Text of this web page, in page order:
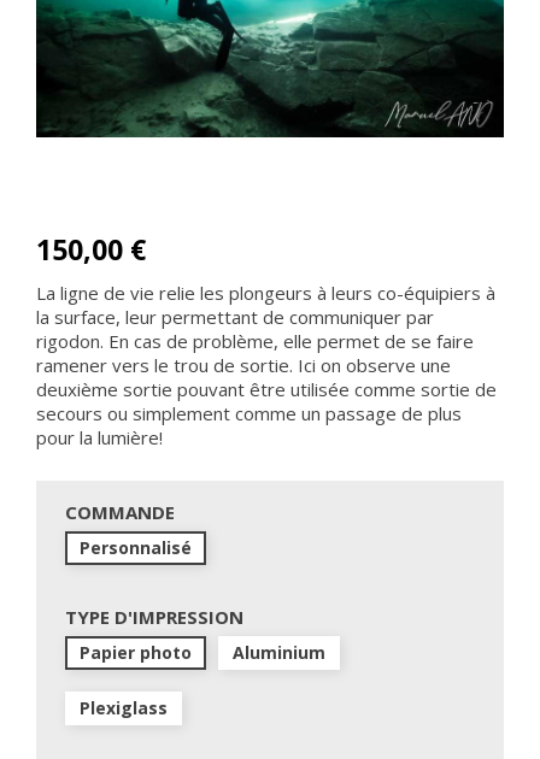
150,00 €
La ligne de vie relie les plongeurs à leurs co-équipiers à
la surface, leur permettant de communiquer par
rigodon. En cas de problème, elle permet de se faire
ramener vers le trou de sortie. Ici on observe une
deuxième sortie pouvant être utilisée comme sortie de
secours ou simplement comme un passage de plus
pour la lumière!
COMMANDE
Personnalisé
TYPE D'IMPRESSION
Papier photo Aluminium
Plexiglass